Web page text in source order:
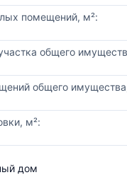
помещений, м²:
общего
общего
м²:
дом